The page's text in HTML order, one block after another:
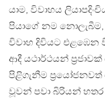
යාම, විවාහය
පියාගේ නම
විවාහ දිවියට එළඹෙන
ආදී යථාර්ථයන්
පිළිගැනීම
වූවන් පවා බිරියන්